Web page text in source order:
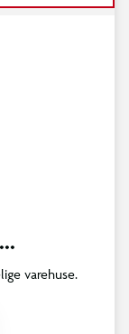
varehuse.